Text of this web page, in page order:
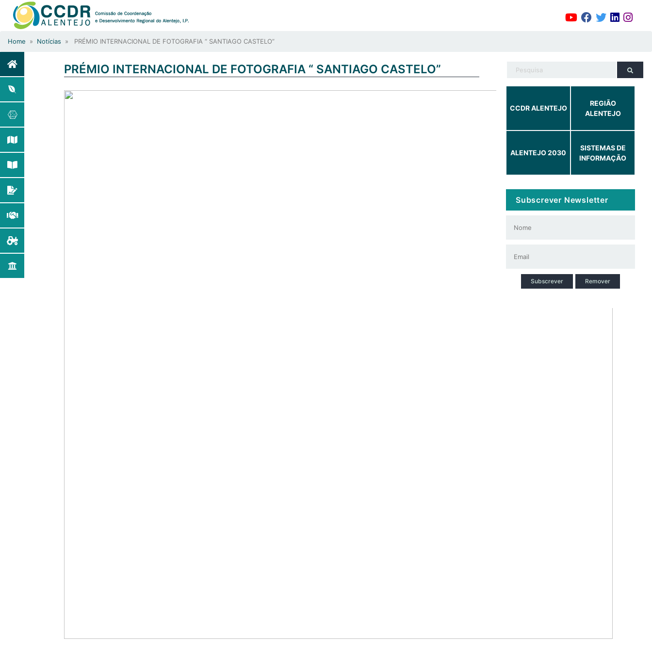
Home » Notícias » PRÉMIO INTERNACIONAL DE FOTOGRAFIA “ SANTIAGO CASTELO”
PRÉMIO INTERNACIONAL DE FOTOGRAFIA “ SANTIAGO CASTELO”
CCDR ALENTEJO
REGIÃO
ALENTEJO
ALENTEJO 2030
SISTEMAS DE
INFORMAÇÃO
Subscrever Newsletter
Subscrever Remover